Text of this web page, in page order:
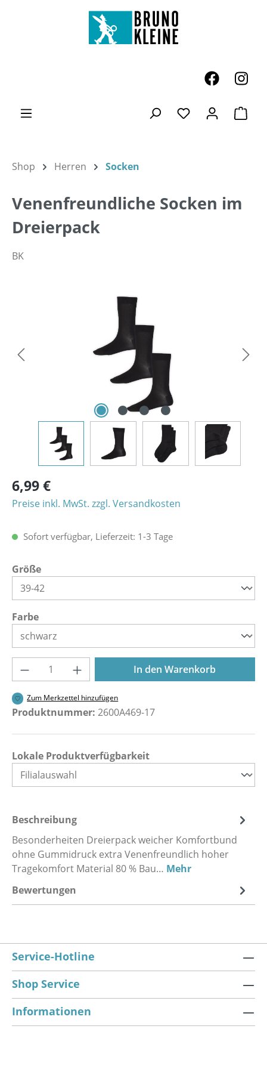
Zum Hauptinhalt springen
Du hast 0
Shop Herren Socken
Venenfreundliche Socken im
Dreierpack
BK
Bildergalerie überspringen
6,99 €
Preise inkl. MwSt. zzgl. Versandkosten
Sofort verfügbar, Lieferzeit: 1-3 Tage
Größeauswählen
Farbeauswählen
Produkt Anzahl: Gib den gewünschten
In den Warenkorb
Zum Merkzettel hinzufügen
Produktnummer: 2600A469-17
Lokale Produktverfügbarkeit
Beschreibung
Besonderheiten Dreierpack weicher Komfortbund
ohne Gummidruck extra Venenfreundlich hoher
Tragekomfort Material 80 % Bau… Mehr
Bewertungen
Service-Hotline
Shop Service
Informationen